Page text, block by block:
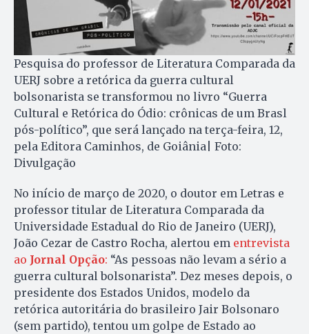
Pesquisa do professor de Literatura Comparada da
UERJ sobre a retórica da guerra cultural
bolsonarista se transformou no livro “Guerra
Cultural e Retórica do Ódio: crônicas de um Brasl
pós-político”, que será lançado na terça-feira, 12,
pela Editora Caminhos, de Goiânia| Foto:
Divulgação
No início de março de 2020, o doutor em Letras e
professor titular de Literatura Comparada da
Universidade Estadual do Rio de Janeiro (UERJ),
João Cezar de Castro Rocha, alertou em entrevista
ao Jornal Opção: “As pessoas não levam a sério a
guerra cultural bolsonarista”. Dez meses depois, o
presidente dos Estados Unidos, modelo da
retórica autoritária do brasileiro Jair Bolsonaro
(sem partido), tentou um golpe de Estado ao